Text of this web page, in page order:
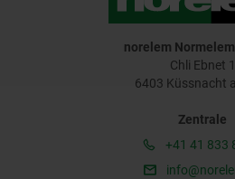
norelem
Chli Ebnet 1
6403 Küssnacht
Zentrale
+41 41 833